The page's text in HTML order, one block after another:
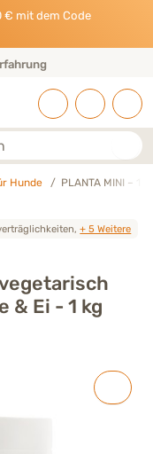
€ mit dem Code
Hunde PLANTA MINI – 1
+ 5 Weitere
& Ei - 1 kg